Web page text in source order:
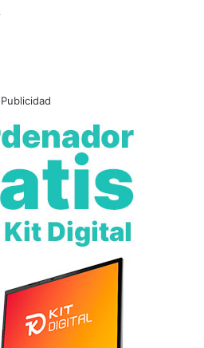
Publicidad